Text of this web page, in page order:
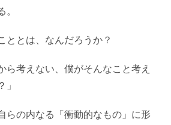
。
ととは、なんだろうか？
ら考えない、僕がそんなこと考え
」
らの内なる「衝動的なもの」に形